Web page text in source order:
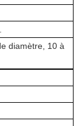
diamètre, 10 à